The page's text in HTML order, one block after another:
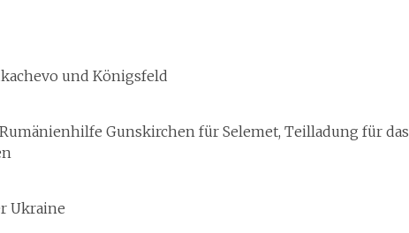
und Königsfeld
Gunskirchen für Selemet, Teilladung für das
Ukraine